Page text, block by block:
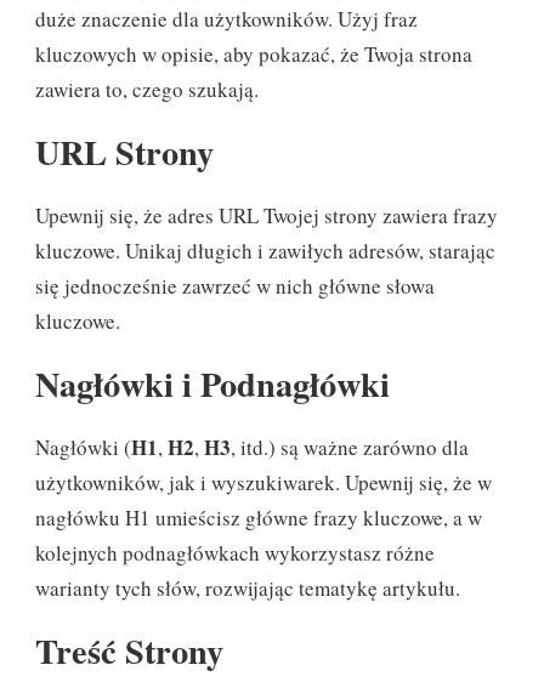
duże znaczenie dla użytkowników. Użyj fraz
kluczowych w opisie, aby pokazać, że Twoja strona
zawiera to, czego szukają.
URL Strony
Upewnij się, że adres URL Twojej strony zawiera frazy
kluczowe. Unikaj długich i zawiłych adresów, starając
się jednocześnie zawrzeć w nich główne słowa
kluczowe.
Nagłówki i Podnagłówki
Nagłówki (H1,H2,H3, itd.) są ważne zarówno dla
użytkowników, jak i wyszukiwarek. Upewnij się, że w
nagłówku H1 umieścisz główne frazy kluczowe, a w
kolejnych podnagłówkach wykorzystasz różne
warianty tych słów, rozwijając tematykę artykułu.
Treść Strony